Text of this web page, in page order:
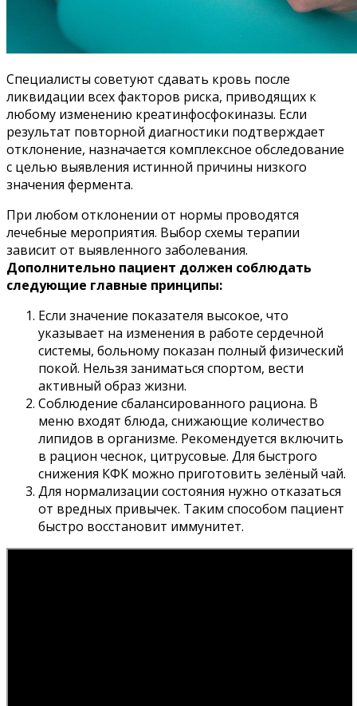
Специалисты советуют сдавать кровь после
ликвидации всех факторов риска, приводящих к
любому изменению креатинфосфокиназы. Если
результат повторной диагностики подтверждает
отклонение, назначается комплексное обследование
с целью выявления истинной причины низкого
значения фермента.
При любом отклонении от нормы проводятся
лечебные мероприятия. Выбор схемы терапии
зависит от выявленного заболевания.
Дополнительно пациент должен соблюдать
следующие главные принципы:
Если значение показателя высокое, что
указывает на изменения в работе сердечной
системы, больному показан полный физический
покой. Нельзя заниматься спортом, вести
активный образ жизни.
Соблюдение сбалансированного рациона. В
меню входят блюда, снижающие количество
липидов в организме. Рекомендуется включить
в рацион чеснок, цитрусовые. Для быстрого
снижения КФК можно приготовить зелёный чай.
Для нормализации состояния нужно отказаться
от вредных привычек. Таким способом пациент
быстро восстановит иммунитет.